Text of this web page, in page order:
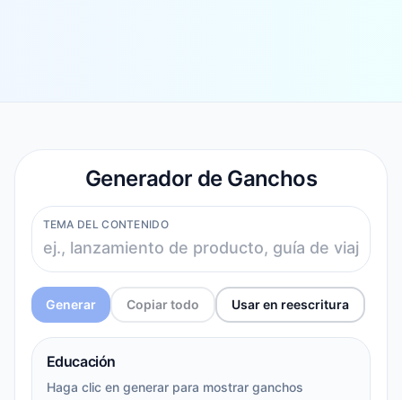
Generador de Ganchos
TEMA DEL CONTENIDO
Generar Copiar todo Usar en reescritura
Educación
Haga clic en generar para mostrar ganchos